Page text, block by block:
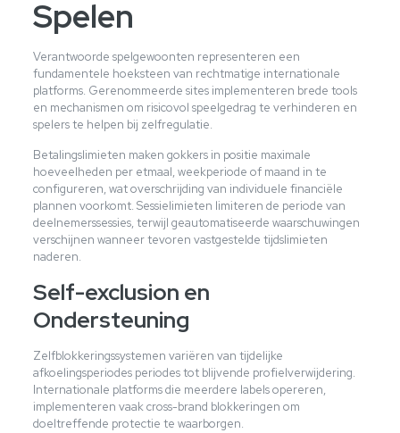
Spelen
Verantwoorde spelgewoonten representeren een
fundamentele hoeksteen van rechtmatige internationale
platforms. Gerenommeerde sites implementeren brede tools
en mechanismen om risicovol speelgedrag te verhinderen en
spelers te helpen bij zelfregulatie.
Betalingslimieten maken gokkers in positie maximale
hoeveelheden per etmaal, weekperiode of maand in te
configureren, wat overschrijding van individuele financiële
plannen voorkomt. Sessielimieten limiteren de periode van
deelnemerssessies, terwijl geautomatiseerde waarschuwingen
verschijnen wanneer tevoren vastgestelde tijdslimieten
naderen.
Self-exclusion en
Ondersteuning
Zelfblokkeringssystemen variëren van tijdelijke
afkoelingsperiodes periodes tot blijvende profielverwijdering.
Internationale platforms die meerdere labels opereren,
implementeren vaak cross-brand blokkeringen om
doeltreffende protectie te waarborgen.